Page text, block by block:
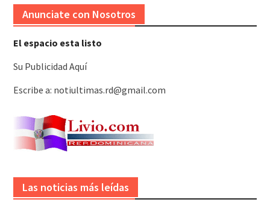
Anunciate con Nosotros
El espacio esta listo
Su Publicidad Aquí
Escribe a: notiultimas.rd@gmail.com
Las noticias más leídas